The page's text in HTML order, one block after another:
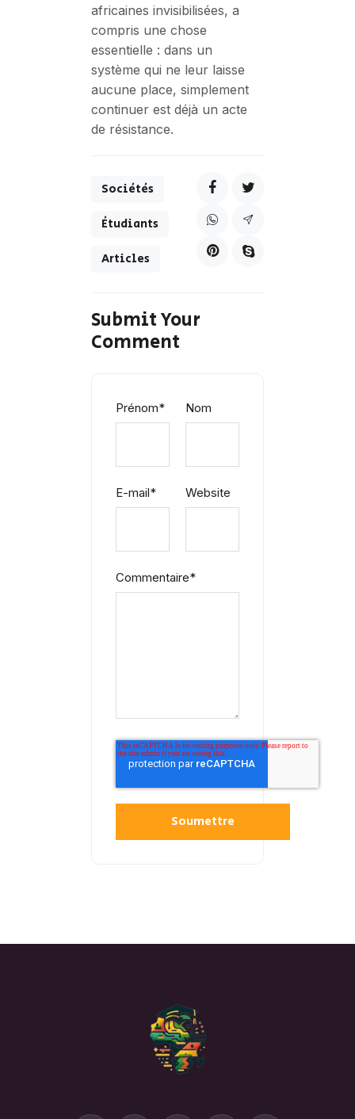
africaines invisibilisées, a
compris une chose
essentielle : dans un
système qui ne leur laisse
aucune place, simplement
continuer est déjà un acte
de résistance.
Sociétés
Étudiants
Articles
Submit Your
Comment
Prénom* Nom
E-mail* Website
Commentaire*